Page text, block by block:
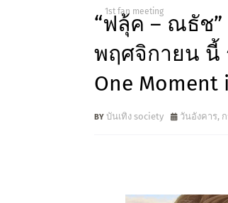
1st fan meeting
“ฟลุ้ค – ณธัช”
พฤศจิกายน นี้
One Moment
บันเทิง society วันอังคาร,